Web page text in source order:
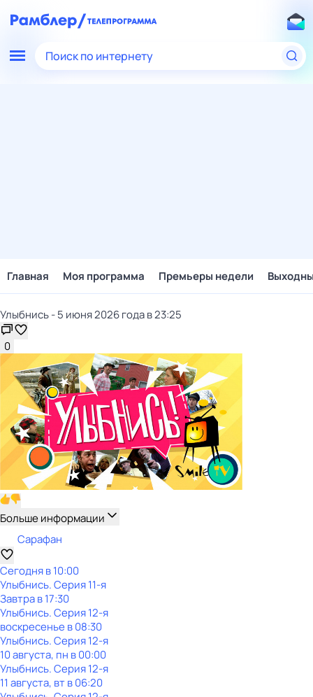
Поиск по интернету
Главная Моя программа Премьеры недели
Улыбнись - 5 июня 2026 года в 23:25
0
Больше информации
Сарафан
Сегодня в 10:00
Улыбнись. Серия 11-я
Завтра в 17:30
Улыбнись. Серия 12-я
воскресенье в08:30
Улыбнись. Серия 12-я
10 августа, пн в 00:00
Улыбнись. Серия 12-я
11 августа, вт в 06:20